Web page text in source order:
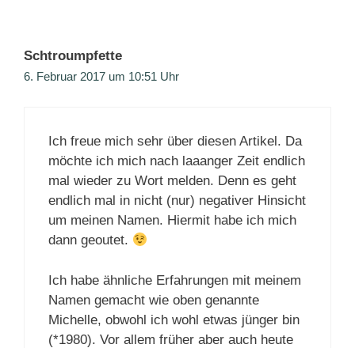
Schtroumpfette
6. Februar 2017 um 10:51 Uhr
Ich freue mich sehr über diesen Artikel. Da
möchte ich mich nach laaanger Zeit endlich
mal wieder zu Wort melden. Denn es geht
endlich mal in nicht (nur) negativer Hinsicht
um meinen Namen. Hiermit habe ich mich
dann geoutet.
Ich habe ähnliche Erfahrungen mit meinem
Namen gemacht wie oben genannte
Michelle, obwohl ich wohl etwas jünger bin
(*1980). Vor allem früher aber auch heute